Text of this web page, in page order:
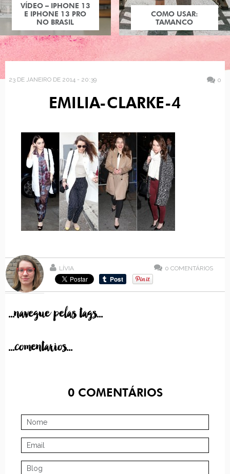
VÍDEO – IPHONE 13
E IPHONE 13 PRO
NO BRASIL
COMO USAR:
TAMANCO
23 DE JANEIRO DE 2014 - 20:39 0
EMILIA-CLARKE-4
LÍVIA 0 COMENTÁRIOS
...navegue pelas tags...
...comentarios...
0COMENTÁRIOS